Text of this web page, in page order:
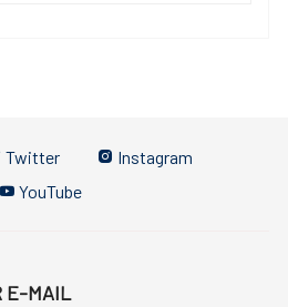
Twitter
Instagram
YouTube
E-MAIL